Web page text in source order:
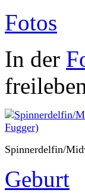
Fotos
In der
Spinnerdelfin/
Geburt